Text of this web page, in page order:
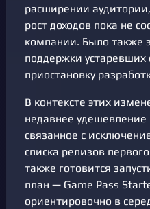
расширении
рост доходов пока не
компании. Было также
поддержки устаревших
приостановку
В контексте этих
недавнее удешевление
связанное с
списка релизов
также готовится
план — Game Pass
ориентировочно в